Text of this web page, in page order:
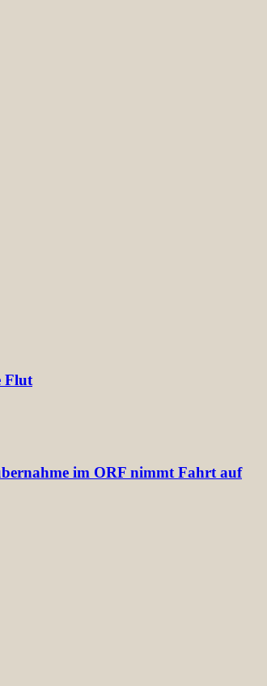
Flut
im ORF nimmt Fahrt auf